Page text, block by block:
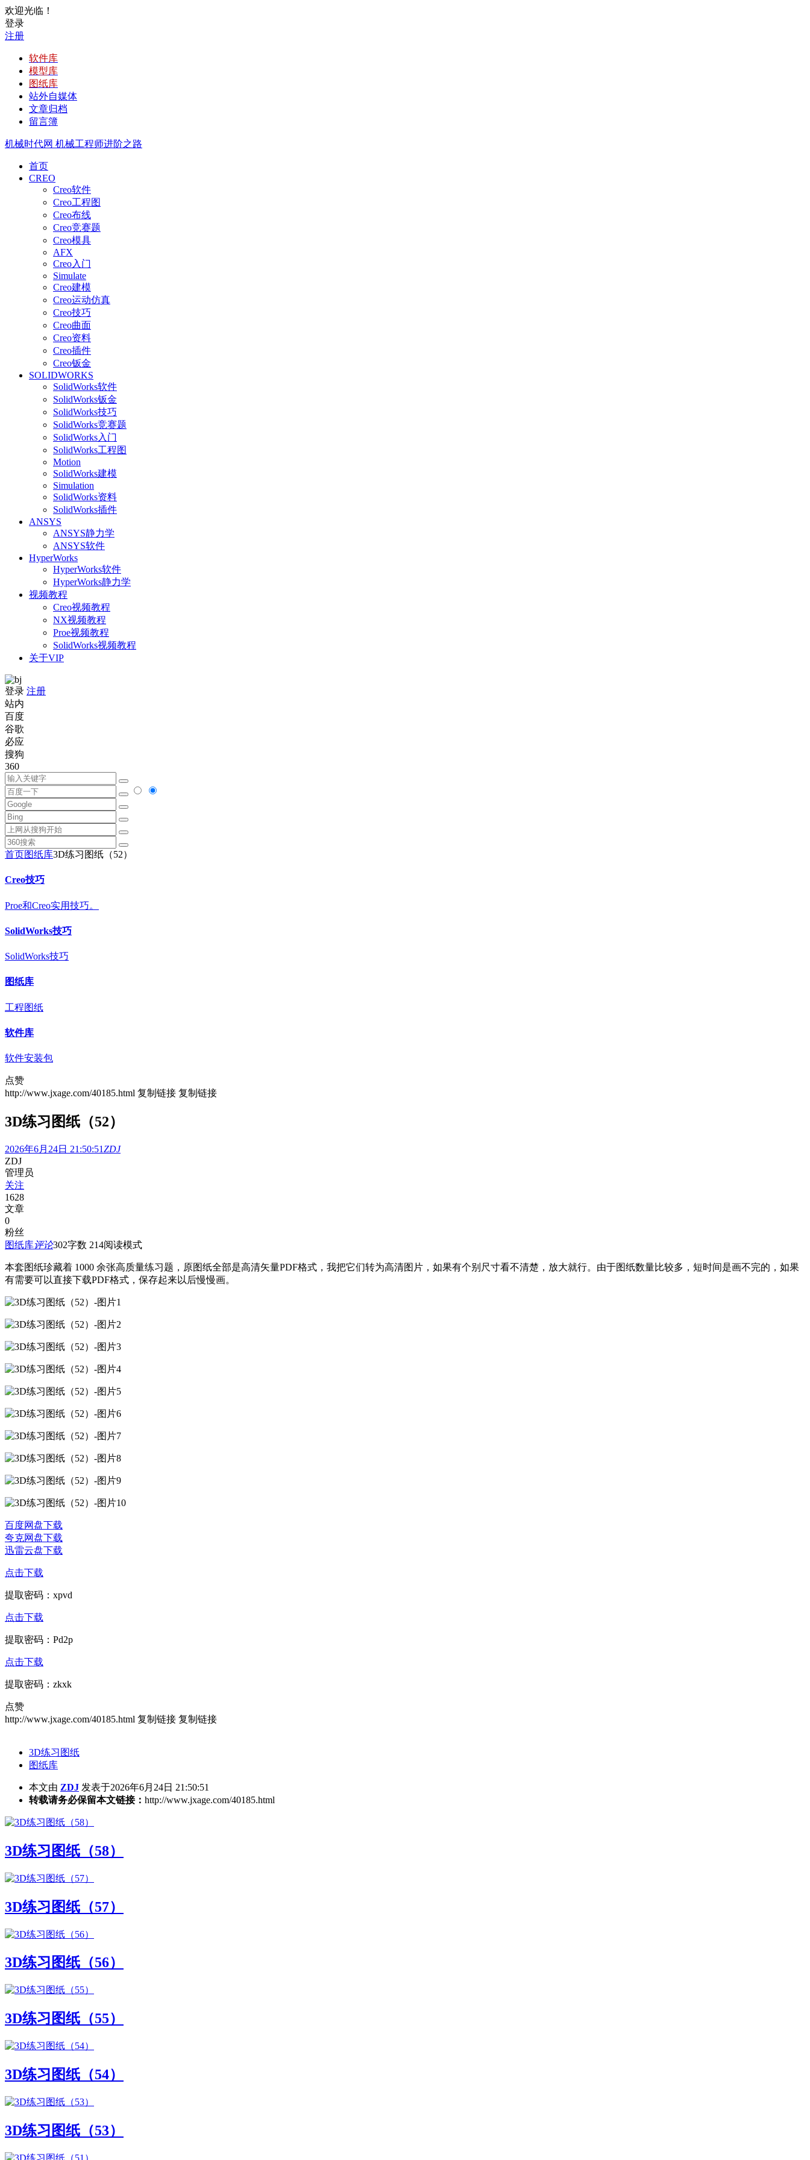
欢迎光临！
登录
注册
软件库
模型库
图纸库
站外自媒体
文章归档
留言簿
机械时代网 机械工程师进阶之路
首页
CREO
Creo软件
Creo工程图
Creo布线
Creo竞赛题
Creo模具
AFX
Creo入门
Simulate
Creo建模
Creo运动仿真
Creo技巧
Creo曲面
Creo资料
Creo插件
Creo钣金
SOLIDWORKS
SolidWorks软件
SolidWorks钣金
SolidWorks技巧
SolidWorks竞赛题
SolidWorks入门
SolidWorks工程图
Motion
SolidWorks建模
Simulation
SolidWorks资料
SolidWorks插件
ANSYS
ANSYS静力学
ANSYS软件
HyperWorks
HyperWorks软件
HyperWorks静力学
视频教程
Creo视频教程
NX视频教程
Proe视频教程
SolidWorks视频教程
关于VIP
登录 注册
站内
百度
谷歌
必应
搜狗
360
首页图纸库3D练习图纸（52）
Creo技巧
Proe和Creo实用技巧。
SolidWorks技巧
SolidWorks技巧
图纸库
工程图纸
软件库
软件安装包
点赞
http://www.jxage.com/40185.html 复制链接 复制链接
3D练习图纸（52）
2026年6月24日 21:50:51ZDJ
ZDJ
管理员
关注
1628
文章
0
粉丝
图纸库评论302字数 214阅读模式
本套图纸珍藏着 1000 余张高质量练习题， 原图纸全部是高清矢量PDF格式，我把它们转为高清图片，如果有个别尺寸看不清楚，放大就行。 由于图纸数量比较多，短时间是画不完的，如果
有需要可以直接下载PDF格式，保存起来以后慢慢画。
百度网盘下载
夸克网盘下载
迅雷云盘下载
点击下载
提取密码：xpvd
点击下载
提取密码：Pd2p
点击下载
提取密码：zkxk
点赞
http://www.jxage.com/40185.html 复制链接 复制链接
3D练习图纸
图纸库
本文由 ZDJ 发表于2026年6月24日 21:50:51
转载请务必保留本文链接： http://www.jxage.com/40185.html
3D练习图纸（58）
3D练习图纸（57）
3D练习图纸（56）
3D练习图纸（55）
3D练习图纸（54）
3D练习图纸（53）